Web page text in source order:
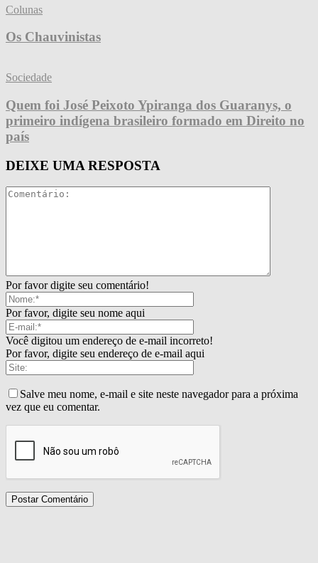
Colunas
Os Chauvinistas
Sociedade
Quem foi José Peixoto Ypiranga dos Guaranys, o
primeiro indígena brasileiro formado em Direito no
país
DEIXE UMA RESPOSTA
Por favor digite seu comentário!
Por favor, digite seu nome aqui
Você digitou um endereço de e-mail incorreto!
Por favor, digite seu endereço de e-mail aqui
Salve meu nome, e-mail e site neste navegador para a próxima
vez que eu comentar.